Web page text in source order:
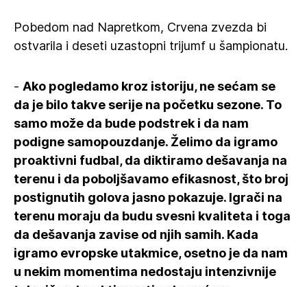
Pobedom nad Napretkom, Crvena zvezda bi
ostvarila i deseti uzastopni trijumf u šampionatu.
- Ako pogledamo kroz istoriju, ne sećam se
da je bilo takve serije na početku sezone. To
samo može da bude podstrek i da nam
podigne samopouzdanje. Želimo da igramo
proaktivni fudbal, da diktiramo dešavanja na
terenu i da poboljšavamo efikasnost, što broj
postignutih golova jasno pokazuje. Igrači na
terenu moraju da budu svesni kvaliteta i toga
da dešavanja zavise od njih samih. Kada
igramo evropske utakmice, osetno je da nam
u nekim momentima nedostaju intenzivnije